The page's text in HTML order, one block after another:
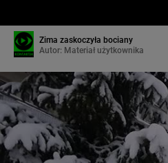
Zima zaskoczyła bociany
Autor: Materiał użytkownika